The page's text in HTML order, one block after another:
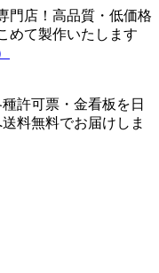
門店！高品質・低価格
めて製作いたします